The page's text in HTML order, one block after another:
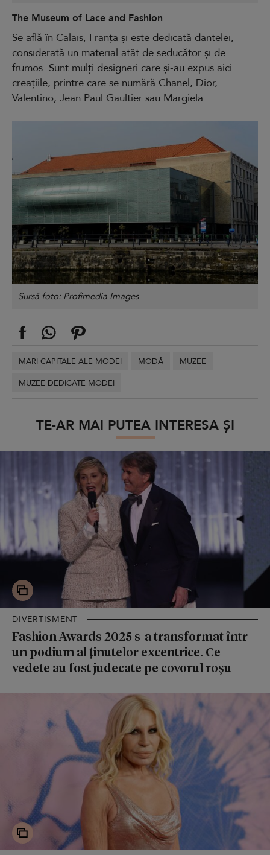
The Museum of Lace and Fashion
Se află în Calais, Franța și este dedicată dantelei,
considerată un material atât de seducător și de
frumos. Sunt mulți designeri care și-au expus aici
creațiile, printre care se numără Chanel, Dior,
Valentino, Jean Paul Gaultier sau Margiela.
Sursă foto: Profimedia Images
MARI CAPITALE ALE MODEI MODĂ
MUZEE
MUZEE DEDICATE MODEI
TE-AR MAI PUTEA INTERESA ȘI
DIVERTISMENT
Fashion Awards 2025 s-a transformat într-
un podium al ținutelor excentrice. Ce
vedete au fost judecate pe covorul roșu